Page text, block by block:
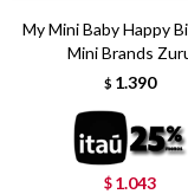
My Mini Baby Happy
Mini Brands
$ 1.390
$ 1.043